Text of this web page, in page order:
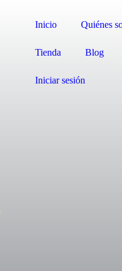
Inicio Quiénes
Tienda Blog
Iniciar sesión